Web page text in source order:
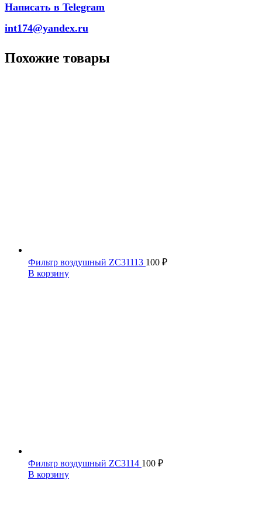
Написать в Telegram
int174@yandex.ru
Похожие товары
Фильтр воздушный ZC31113 100 ₽
В корзину
Фильтр воздушный ZC3114 100 ₽
В корзину